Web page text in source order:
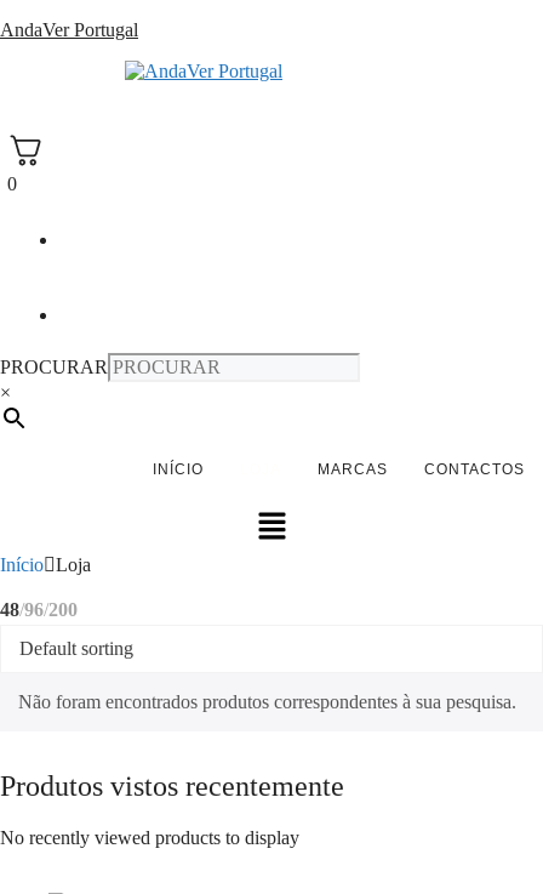
Saltar
AndaVer Portugal
0
PROCURAR
×
INÍCIO MARCAS CONTACTOS
Menu
Início Loja
48 96 200
Não foram encontrados produtos correspondentes à sua pesquisa.
Produtos vistos recentemente
No recently viewed products to display